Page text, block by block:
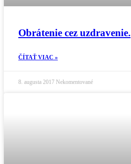
Obrátenie cez uzdravenie.
ČÍTAŤ VIAC »
8. augusta 2017 Nekomentované